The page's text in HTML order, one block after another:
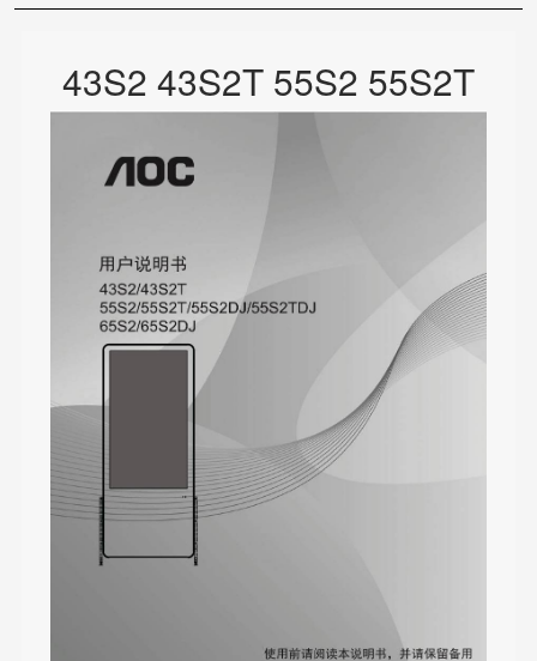
43S2 43S2T 55S2 55S2T
55S2DJ 55S2TDJ 65S2
65S2DJ（广告 DJ党建机）